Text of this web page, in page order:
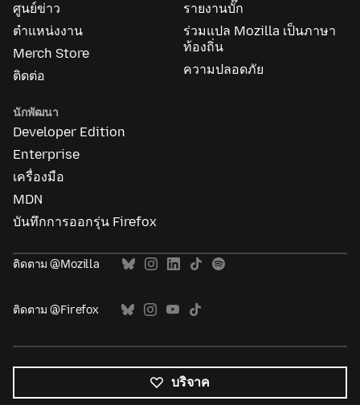
ศูนย์ข่าว
ตำแหน่งงาน
Merch Store
ติดต่อ
รายงานบั๊ก
ร่วมแปล Mozilla เป็นภาษา
ท้องถิ่น
ความปลอดภัย
นักพัฒนา
Developer Edition
Enterprise
เครื่องมือ
MDN
บันทึกการออกรุ่น Firefox
ติดตาม @Mozilla
ติดตาม @Firefox
บริจาค